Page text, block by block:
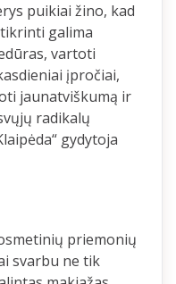
puikiai žino, kad
galima
vartoti
įpročiai,
jaunatviškumą ir
radikalų
gydytoja
priemonių
svarbu ne tik